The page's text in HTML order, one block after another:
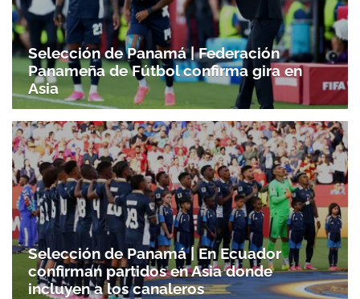
Selección de Panamá | Federación
Panameña de Fútbol confirma gira en
Asia
Selección de Panamá | En Ecuador
confirman partidos en Asia donde
incluyen a los canaleros